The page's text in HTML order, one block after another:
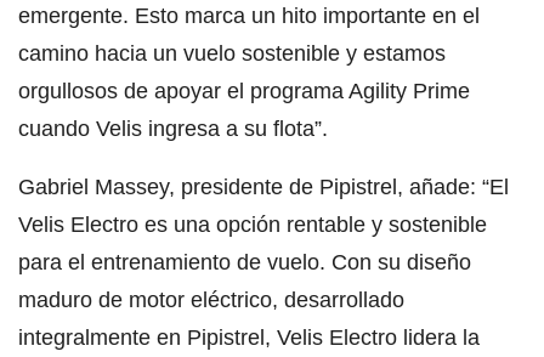
emergente. Esto marca un hito importante en el
camino hacia un vuelo sostenible y estamos
orgullosos de apoyar el programa Agility Prime
cuando Velis ingresa a su flota”.
Gabriel Massey, presidente de Pipistrel, añade: “El
Velis Electro es una opción rentable y sostenible
para el entrenamiento de vuelo. Con su diseño
maduro de motor eléctrico, desarrollado
integralmente en Pipistrel, Velis Electro lidera la